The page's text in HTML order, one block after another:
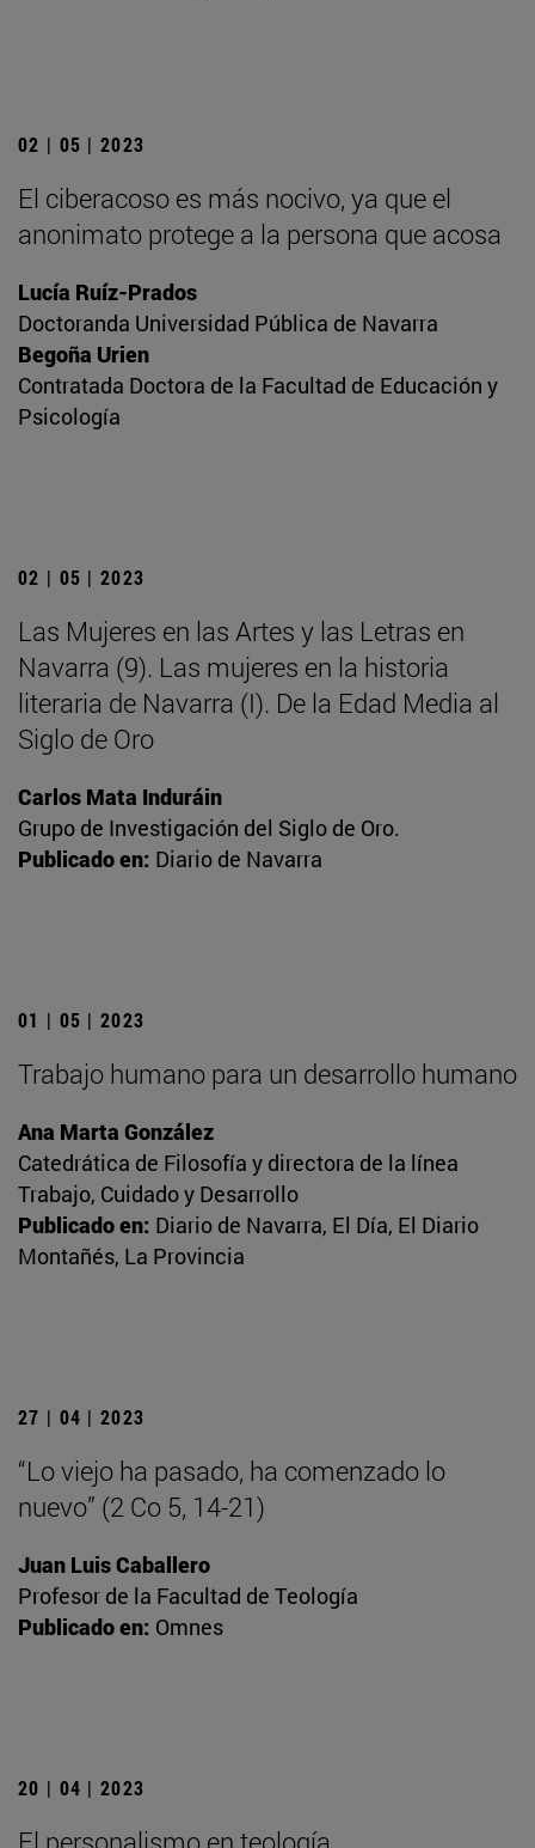
02 | 05 | 2023
El ciberacoso es más nocivo, ya que el
anonimato protege a la persona que acosa
Lucía Ruíz-Prados
Doctoranda Universidad Pública de Navarra
Begoña Urien
Contratada Doctora de la Facultad de Educación y
Psicología
02 | 05 | 2023
Las Mujeres en las Artes y las Letras en
Navarra (9). Las mujeres en la historia
literaria de Navarra (I). De la Edad Media al
Siglo de Oro
Carlos Mata Induráin
Grupo de Investigación del Siglo de Oro.
Publicado en: Diario de Navarra
01 | 05 | 2023
Trabajo humano para un desarrollo humano
Ana Marta González
Catedrática de Filosofía y directora de la línea
Trabajo, Cuidado y Desarrollo
Publicado en: Diario de Navarra, El Día, El Diario
Montañés, La Provincia
27 | 04 | 2023
“Lo viejo ha pasado, ha comenzado lo
nuevo” (2 Co 5, 14-21)
Juan Luis Caballero
Profesor de la Facultad de Teología
Publicado en: Omnes
20 | 04 | 2023